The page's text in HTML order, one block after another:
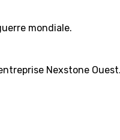
mondiale.
Nexstone Ouest.